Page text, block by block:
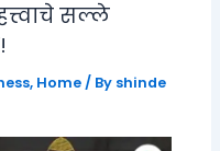
सल्ले
, Home / By shinde